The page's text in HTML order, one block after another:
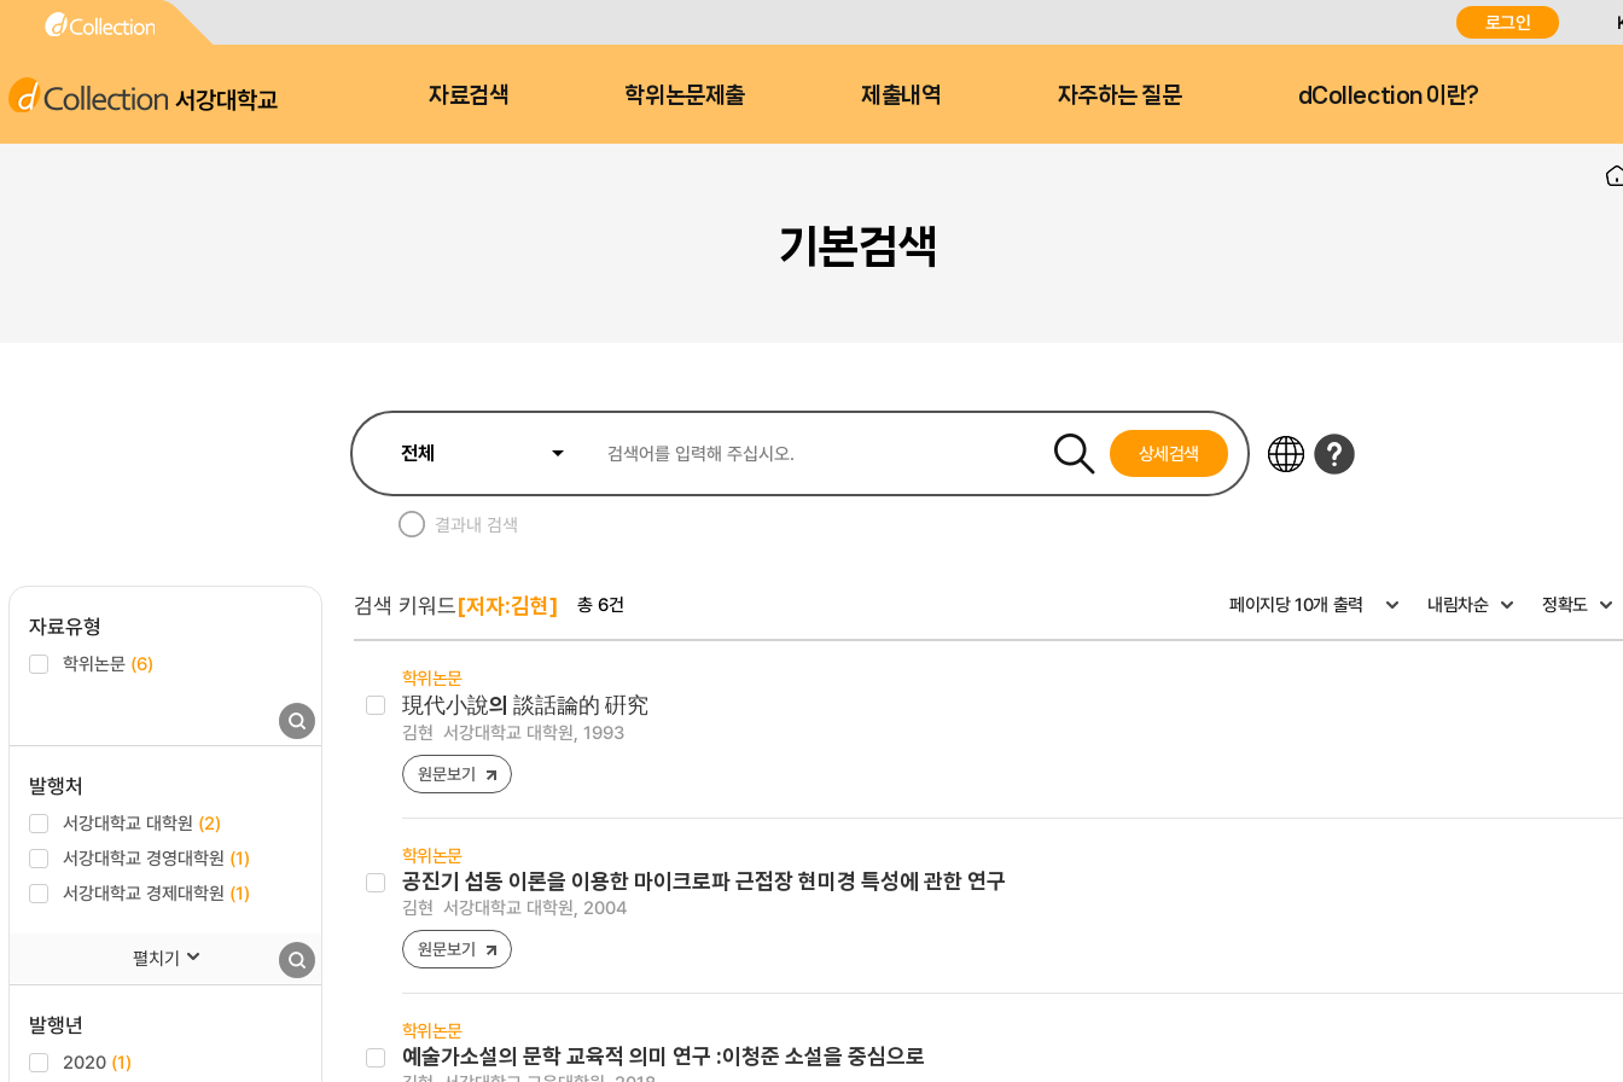
로그인
서강대학교 자료검색 학위논문제출 제출내역 자주하는 질문 dCollection 이란?
기본검색
상세검색
결과내 검색
자료유형
학위논문 (6)
발행처
서강대학교 대학원 (2)
서강대학교 경영대학원 (1)
서강대학교 경제대학원 (1)
펼치기
발행년
2020 (1)
검색 키워드[저자:김현] 총 6건
학위논문
現代小說의 談話論的 硏究
김현 서강대학교 대학원, 1993
원문보기
학위논문
공진기 섭동 이론을 이용한 마이크로파 근접장 현미경 특성에 관한 연구
김현 서강대학교 대학원, 2004
원문보기
학위논문
예술가소설의 문학 교육적 의미 연구 :이청준 소설을 중심으로